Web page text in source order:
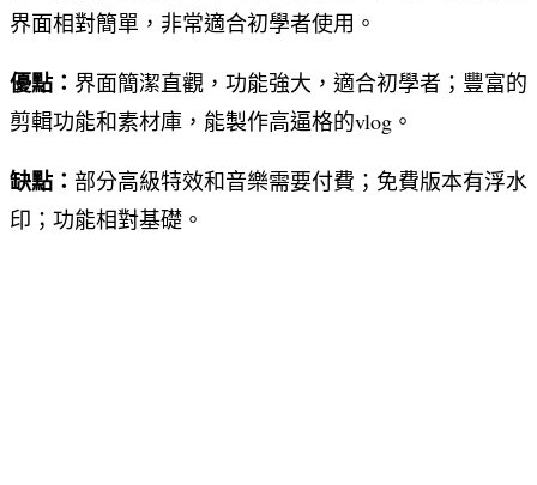
界面相對簡單，非常適合初學者使用。
優點： 界面簡潔直觀，功能強大，適合初學者；豐富的
剪輯功能和素材庫，能製作高逼格的vlog。
缺點： 部分高級特效和音樂需要付費；免費版本有浮水
印；功能相對基礎。